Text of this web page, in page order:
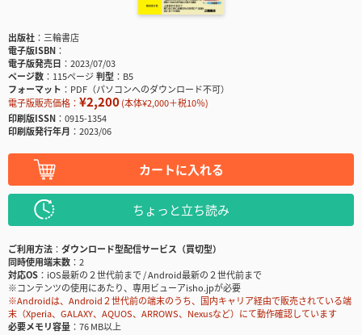
出版社
三輪書店
電子版ISBN
電子版発売日
2023/07/03
ページ数
115ページ判型
B5
フォーマット
PDF（パソコンへのダウンロード不可）
電子版販売価格： ¥2,200(本体¥2,000＋税10％)
印刷版ISSN
0915-1354
印刷版発行年月
2023/06
カートに入れる
ちょっと立ち読み
ご利用方法
ダウンロード型配信サービス（買切型）
同時使用端末数
2
対応OS
iOS最新の２世代前まで / Android最新の２世代前まで
※コンテンツの使用にあたり、専用ビューアisho.jpが必要
※Androidは、Android２世代前の端末のうち、国内キャリア経由で販売されている端
末（Xperia、GALAXY、AQUOS、ARROWS、Nexusなど）にて動作確認しています
必要メモリ容量
76 MB以上